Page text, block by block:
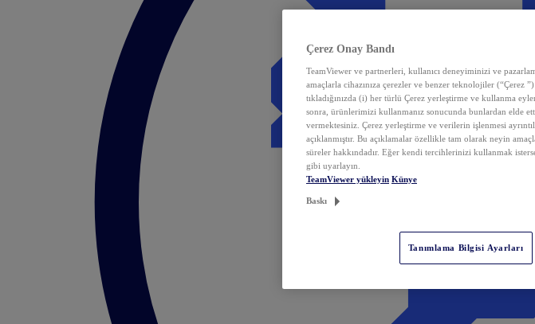
Çerez Onay Bandı
TeamViewer ve partnerleri, kullanıcı deneyiminizi ve
amaçlarla cihazınıza çerezler ve benzer teknolojiler (“Çerez
tıkladığınızda (i) her türlü Çerez yerleştirme ve kullanma
sonra, ürünlerimizi kullanmanız sonucunda bunlardan elde
vermektesiniz. Çerez yerleştirme ve verilerin işlenmesi
açıklanmıştır. Bu açıklamalar özellikle tam olarak neyin
süreler hakkındadır. Eğer kendi tercihlerinizi kullanmak
gibi uyarlayın.
TeamViewer yükleyin Künye
Baskı
Tanımlama Bilgisi Ayarları